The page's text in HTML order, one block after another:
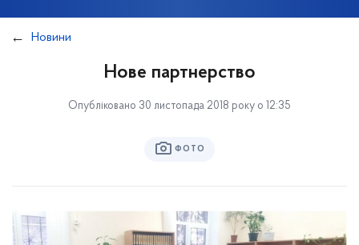
Новини
Нове партнерство
Опубліковано 30 листопада 2018 року о 12:35
ФОТО